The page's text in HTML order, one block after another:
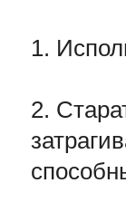
1.
2.